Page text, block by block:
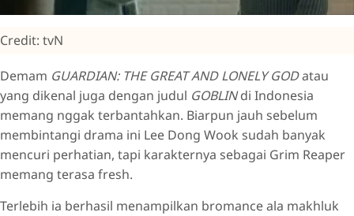
Credit: tvN
Demam GUARDIAN: THE GREAT AND LONELY GODatau
yang dikenal juga dengan judul GOBLINdi Indonesia
memang nggak terbantahkan. Biarpun jauh sebelum
membintangi drama ini Lee Dong Wook sudah banyak
mencuri perhatian, tapi karakternya sebagai Grim Reaper
memang terasa fresh.
Terlebih ia berhasil menampilkan bromance ala makhluk